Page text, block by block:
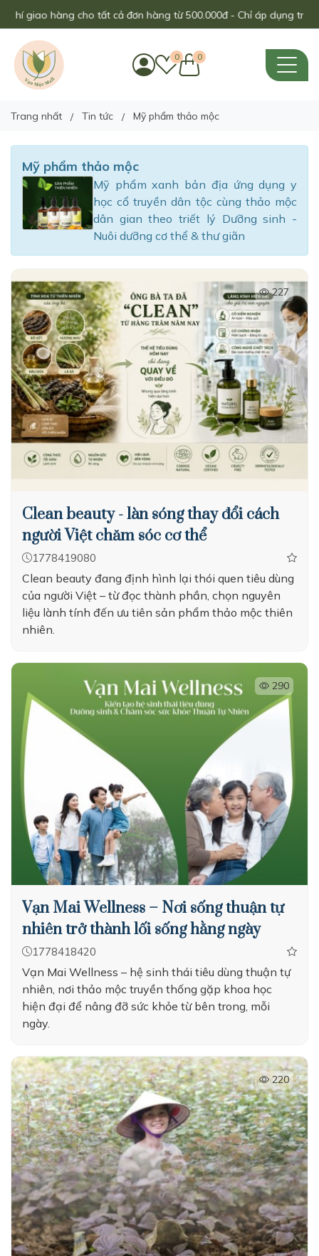
tất cả đơn hàng từ 500.000đ - Chỉ áp dụng trong tháng này!
0 0
Trang nhất Tin tức Mỹ phẩm thảo mộc
Mỹ phẩm thảo mộc
Mỹ phẩm xanh bản địa ứng dụng y
học cổ truyền dân tộc cùng thảo mộc
dân gian theo triết lý Dưỡng sinh -
Nuôi dưỡng cơ thể & thư giãn
227
Clean beauty - làn sóng thay đổi cách
người Việt chăm sóc cơ thể
1778419080
Clean beauty đang định hình lại thói quen tiêu dùng
của người Việt – từ đọc thành phần, chọn nguyên
liệu lành tính đến ưu tiên sản phẩm thảo mộc thiên
nhiên.
290
Vạn Mai Wellness – Nơi sống thuận tự
nhiên trở thành lối sống hằng ngày
1778418420
Vạn Mai Wellness – hệ sinh thái tiêu dùng thuận tự
nhiên, nơi thảo mộc truyền thống gặp khoa học
hiện đại để nâng đỡ sức khỏe từ bên trong, mỗi
ngày.
220